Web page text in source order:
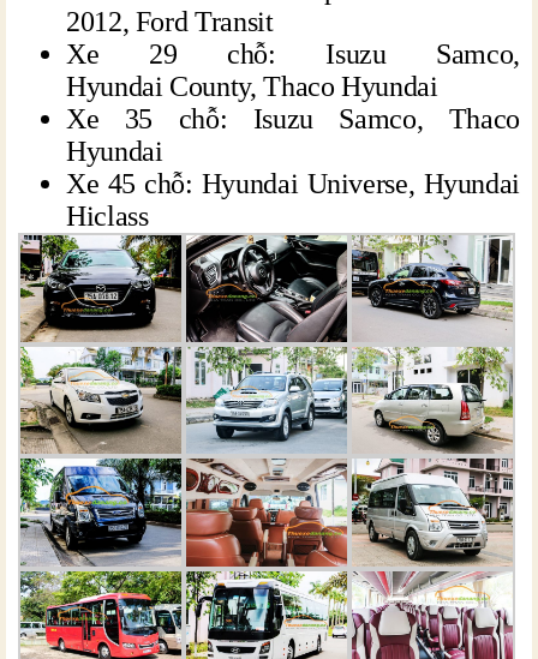
2012, Ford Transit
Xe 29 chỗ: Isuzu Samco,
Hyundai County, Thaco Hyundai
Xe 35 chỗ: Isuzu Samco, Thaco
Hyundai
Xe 45 chỗ: Hyundai Universe, Hyundai
Hiclass